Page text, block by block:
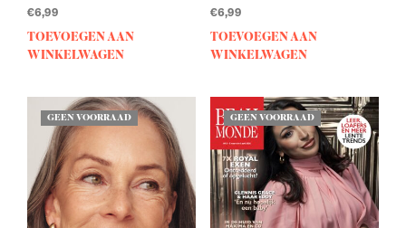
€6,99
TOEVOEGEN AAN
WINKELWAGEN
€6,99
TOEVOEGEN AAN
WINKELWAGEN
GEEN VOORRAAD GEEN VOORRAAD